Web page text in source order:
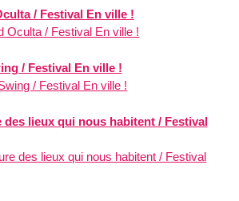
/ Festival En ville !
Oculta / Festival En ville !
/ Festival En ville !
/ Festival En ville !
des lieux qui nous habitent / Festival
des lieux qui nous habitent / Festival